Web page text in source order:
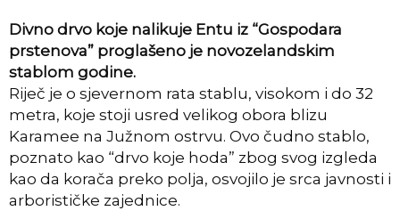
Divno drvo koje nalikuje Entu iz “Gospodara
prstenova” proglašeno je novozelandskim
stablom godine.
Riječ je o sjevernom rata stablu, visokom i do 32
metra, koje stoji usred velikog obora blizu
Karamee na Južnom ostrvu. Ovo čudno stablo,
poznato kao “drvo koje hoda” zbog svog izgleda
kao da korača preko polja, osvojilo je srca javnosti i
arborističke zajednice.